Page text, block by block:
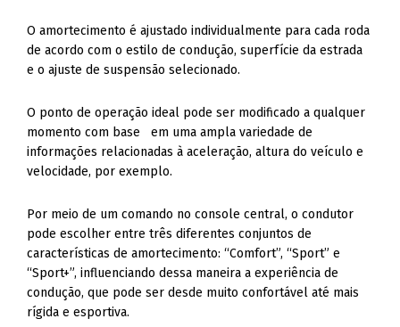
O amortecimento é ajustado individualmente para cada roda
de acordo com o estilo de condução, superfície da estrada
e o ajuste de suspensão selecionado.
O ponto de operação ideal pode ser modificado a qualquer
momento com base em uma ampla variedade de
informações relacionadas à aceleração, altura do veículo e
velocidade, por exemplo.
Por meio de um comando no console central, o condutor
pode escolher entre três diferentes conjuntos de
características de amortecimento: “Comfort”, “Sport” e
“Sport+”, influenciando dessa maneira a experiência de
condução, que pode ser desde muito confortável até mais
rígida e esportiva.